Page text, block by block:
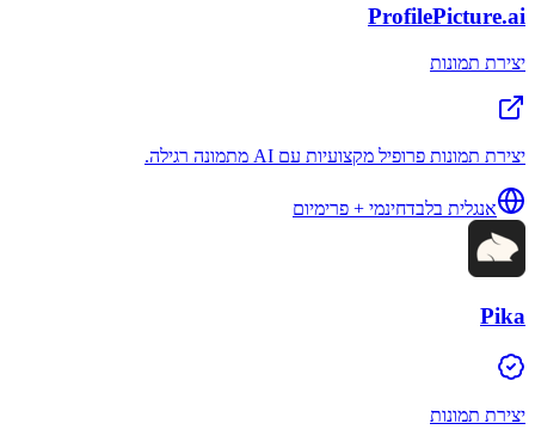
ProfilePicture.ai
יצירת תמונות
יצירת תמונות פרופיל מקצועיות עם AI מתמונה רגילה.
אנגלית בלבדחינמי + פרימיום
Pika
יצירת תמונות